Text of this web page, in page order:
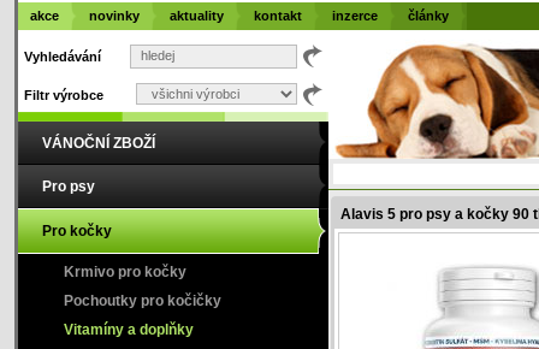
Alavis 5 pro psy a kočky 90
Vyhledávání
Filtr výrobce
VÁNOČNÍ ZBOŽÍ
Pro psy
Pro kočky
Krmivo pro kočky
Pochoutky pro kočičky
Vitamíny a doplňky
akce novinky aktuality kontakt inzerce články